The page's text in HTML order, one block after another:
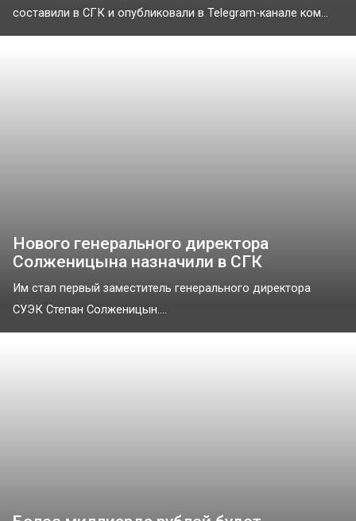
составили в СГК и опубликовали в Telegram-канале ком...
Нового генерального директора
Солженицына назначили в СГК
Им стал первый заместитель генерального директора
СУЭК Степан Солженицын....